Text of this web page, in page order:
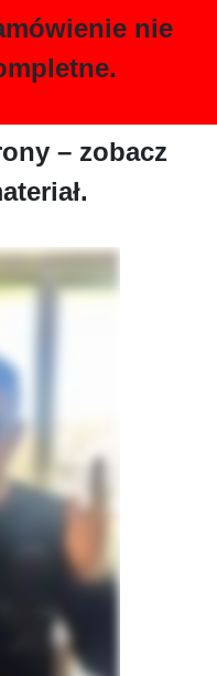
nie
– zobacz